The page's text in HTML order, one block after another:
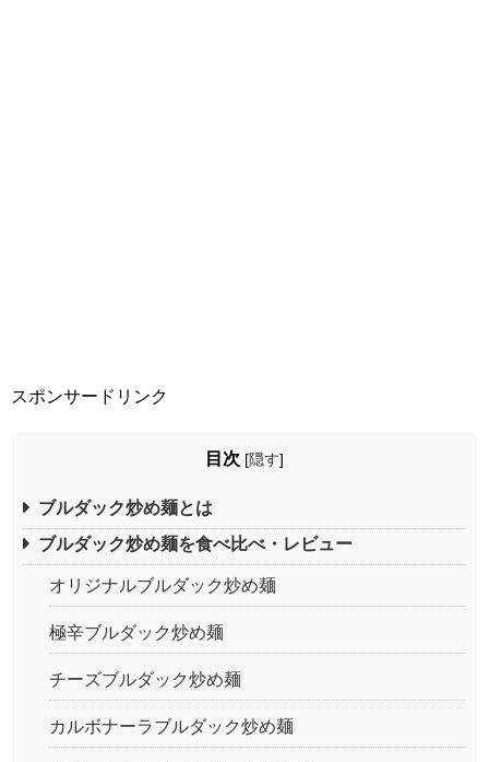
スポンサードリンク
目次 [隠す]
ブルダック炒め麺とは
ブルダック炒め麺を食べ比べ・レビュー
オリジナルブルダック炒め麺
極辛ブルダック炒め麺
チーズブルダック炒め麺
カルボナーラブルダック炒め麺